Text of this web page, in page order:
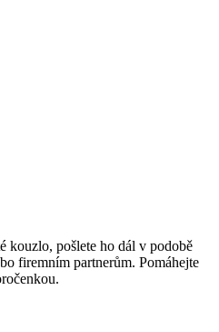
kouzlo, pošlete ho dál v podobě
firemním partnerům. Pomáhejte